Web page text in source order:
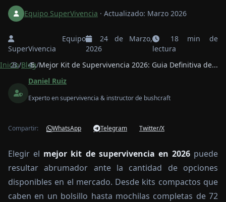
Equipo SuperVivencia · Actualizado: Marzo 2026
Equipo
SuperVivencia
24 de Marzo,
2026
18 min de
lectura
Inicio/Blog/Mejor Kit de Supervivencia 2026: Guia Definitiva de...
Daniel Ruiz
Experto en supervivencia & instructor de bushcraft
Compartir: WhatsApp Telegram Twitter/X
Elegir el mejor kit de supervivencia en 2026puede
resultar abrumador ante la cantidad de opciones
disponibles en el mercado. Desde kits compactos que
caben en un bolsillo hasta mochilas completas de 72